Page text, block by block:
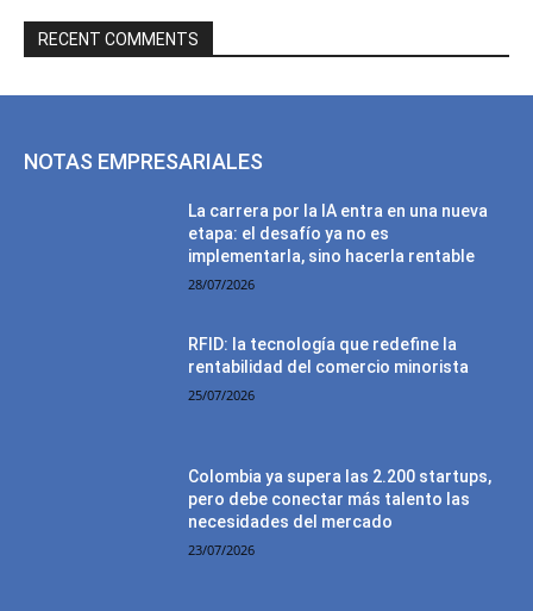
RECENT COMMENTS
NOTAS EMPRESARIALES
La carrera por la IA entra en una nueva
etapa: el desafío ya no es
implementarla, sino hacerla rentable
28/07/2026
RFID: la tecnología que redefine la
rentabilidad del comercio minorista
25/07/2026
Colombia ya supera las 2.200 startups,
pero debe conectar más talento las
necesidades del mercado
23/07/2026